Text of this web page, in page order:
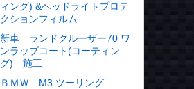
ィング) &ヘッドライトプロテ
クションフィルム
新車 ランドクルーザー70 ワ
ンラップコート(コーティン
グ) 施工
ＢＭＷ M3 ツーリング